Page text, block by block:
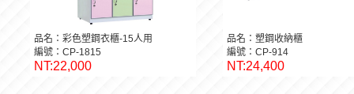
品名：彩色塑鋼衣櫃-15人用
編號：CP-1815
NT:22,000
品名：塑鋼收納櫃
編號：CP-914
NT:24,400